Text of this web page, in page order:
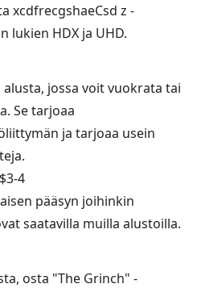
xcdfrecgshaeCsd z -
lukien HDX ja UHD.
jossa voit vuokrata tai
Se tarjoaa
ja tarjoaa usein
4
pääsyn joihinkin
saatavilla muilla alustoilla.
osta "The Grinch" -